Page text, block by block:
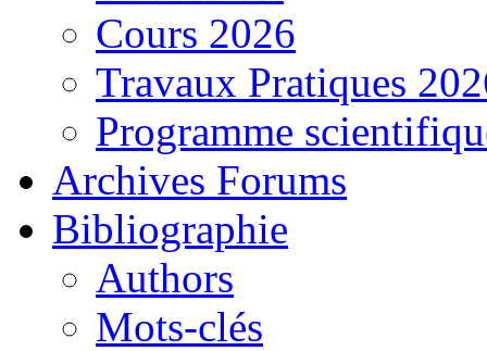
Cours 2026
Travaux Pratiques
Programme
Archives Forums
Bibliographie
Authors
Mots-clés